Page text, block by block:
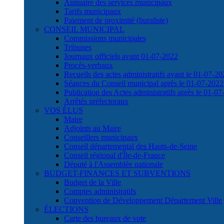
Annuaire des services municipaux
Tarifs municipaux
Paiement de proximité (buraliste)
CONSEIL MUNICIPAL
Commissions municipales
Tribunes
Journaux officiels avant 01-07-2022
Procès-verbaux
Recueils des actes administratifs avant le 01-07-
Séances du Conseil municipal après le 01-07-2022
Publication des Actes administratifs après le 01-
Arrêtés préfectoraux
VOS ÉLUS
Maire
Adjoints au Maire
Conseillers municipaux
Conseil départemental des Hauts-de-Seine
Conseil régional d'Île-de-France
Député à l'Assemblée nationale
BUDGET-FINANCES ET SUBVENTIONS
Budget de la Ville
Comptes administratifs
Convention de Développement Département Ville
ÉLECTIONS
Carte des bureaux de vote